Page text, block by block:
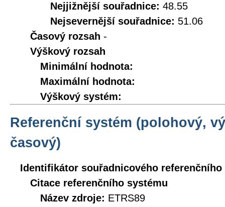
Nejjižnější souřadnice: 48.55
Nejsevernější souřadnice: 51.06
Časový rozsah -
Výškový rozsah
Minimální hodnota:
Maximální hodnota:
Výškový systém:
Referenční systém (polohový,
časový)
Identifikátor souřadnicového referenčního
Citace referenčního systému
Název zdroje: ETRS89